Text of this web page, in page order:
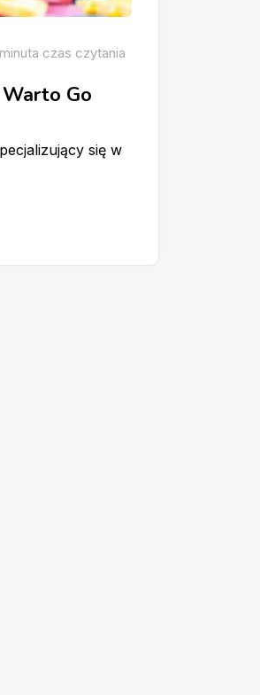
czas czytania
Go
się w